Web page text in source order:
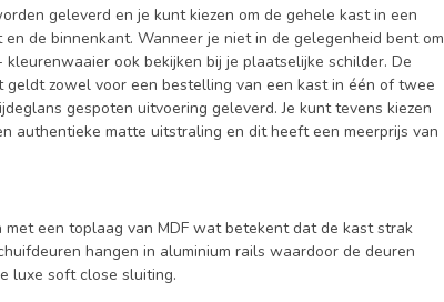
geleverd en je kunt kiezen om de gehele kast in een
de binnenkant. Wanneer je niet in de gelegenheid bent om
ook bekijken bij je plaatselijke schilder. De
geldt zowel voor een bestelling van een kast in één of twee
gespoten uitvoering geleverd. Je kunt tevens kiezen
authentieke matte uitstraling en dit heeft een meerprijs van
een toplaag van MDF wat betekent dat de kast strak
hangen in aluminium rails waardoor de deuren
luxe soft close sluiting.